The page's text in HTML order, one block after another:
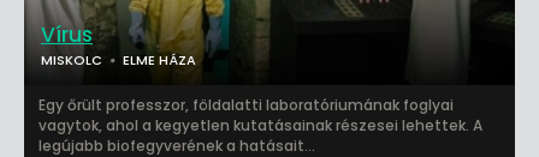
Vírus
MISKOLC ELME HÁZA
Egy őrült professzor, földalatti laboratóriumának foglyai
vagytok, ahol a kegyetlen kutatásainak részesei lehettek. A
legújabb biofegyverének a hatásait...